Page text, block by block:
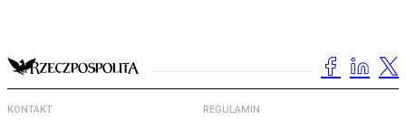
KONTAKT REGULAMIN